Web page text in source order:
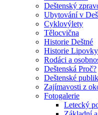
Deštenský
Ubytování v
Cyklovýlety
Tělocvična
Historie Deštné
Historie Lipovky
Rodáci a
Deštenská Proč?
Deštenské
Zajímavosti z
Fotogalerie
Letecký